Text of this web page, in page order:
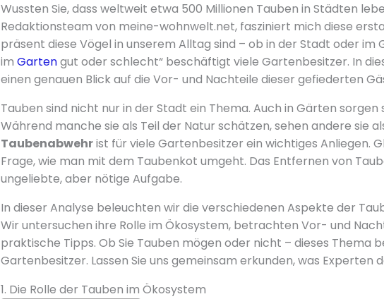
Wussten Sie, dass weltweit etwa 500 Millionen Tauben in Städten
Redaktionsteam von meine-wohnwelt.net, fasziniert mich diese
präsent diese Vögel in unserem Alltag sind – ob in der Stadt oder im
im Gartengut oder schlecht“ beschäftigt viele Gartenbesitzer. In
einen genauen Blick auf die Vor- und Nachteile dieser gefiederten
Tauben sind nicht nur in der Stadt ein Thema. Auch in Gärten sorgen
Während manche sie als Teil der Natur schätzen, sehen andere sie
Taubenabwehrist für viele Gartenbesitzer ein wichtiges Anliegen.
Frage, wie man mit dem Taubenkot umgeht. Das Entfernen von
ungeliebte, aber nötige Aufgabe.
In dieser Analyse beleuchten wir die verschiedenen Aspekte der
Wir untersuchen ihre Rolle im Ökosystem, betrachten Vor- und
praktische Tipps. Ob Sie Tauben mögen oder nicht – dieses Thema
Gartenbesitzer. Lassen Sie uns gemeinsam erkunden, was Experten
1. Die Rolle der Tauben im Ökosystem